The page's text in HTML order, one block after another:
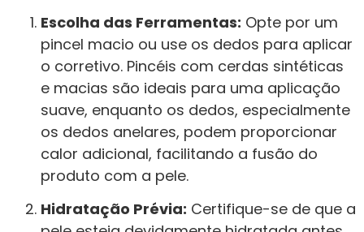
Escolha das Ferramentas: Opte por um
pincel macio ou use os dedos para aplicar
o corretivo. Pincéis com cerdas sintéticas
e macias são ideais para uma aplicação
suave, enquanto os dedos, especialmente
os dedos anelares, podem proporcionar
calor adicional, facilitando a fusão do
produto com a pele.
Hidratação Prévia: Certifique-se de que a